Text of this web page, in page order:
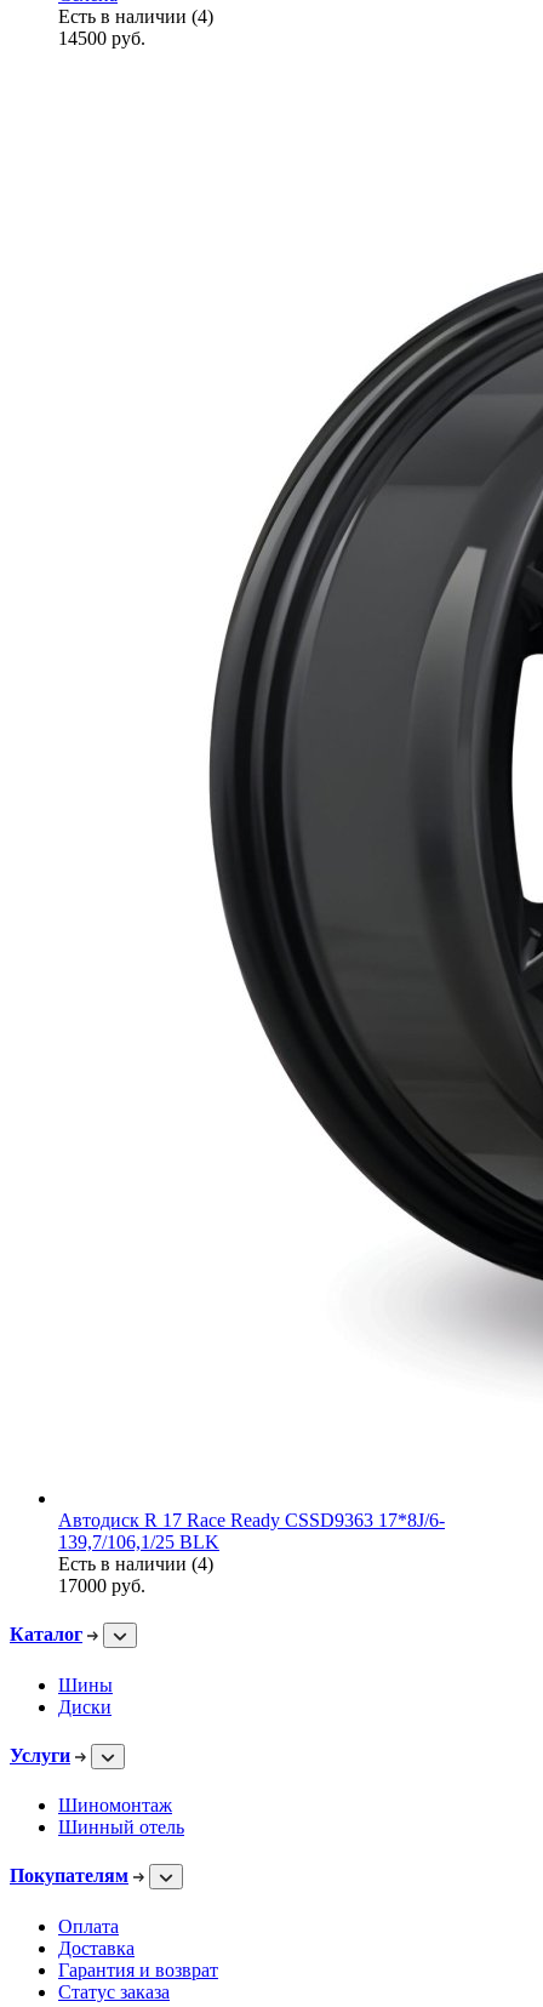
Есть в наличии (4)
14500 руб.
Автодиск R 17 Race Ready CSSD9363 17*8J/6-
139,7/106,1/25 BLK
Есть в наличии (4)
17000 руб.
Каталог
Шины
Диски
Услуги
Шиномонтаж
Шинный отель
Покупателям
Оплата
Доставка
Гарантия и возврат
Статус заказа